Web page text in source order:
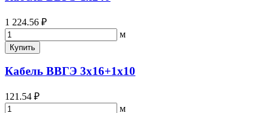
1 224.56 ₽
м
Купить
Кабель ВВГЭ 3х16+1х10
121.54 ₽
м